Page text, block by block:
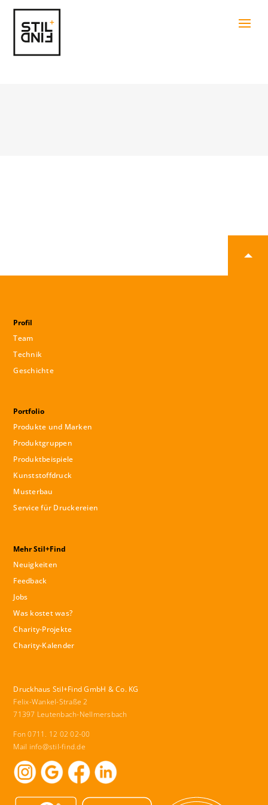
Profil
Team
Technik
Geschichte
Portfolio
Produkte und Marken
Produktgruppen
Produktbeispiele
Kunststoffdruck
Musterbau
Service für Druckereien
Mehr Stil+Find
Neuigkeiten
Feedback
Jobs
Was kostet was?
Charity-Projekte
Charity-Kalender
Druckhaus Stil+Find GmbH & Co. KG
Felix-Wankel-Straße 2
71397 Leutenbach-Nellmersbach
Fon 0711. 12 02 02-00
Mail info@stil-find.de